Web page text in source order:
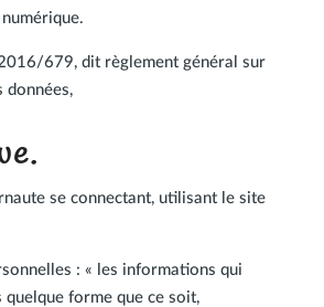
2016/679, dit règlement général sur
données,
se connectant, utilisant le site
: « les informations qui
quelque forme que ce soit,